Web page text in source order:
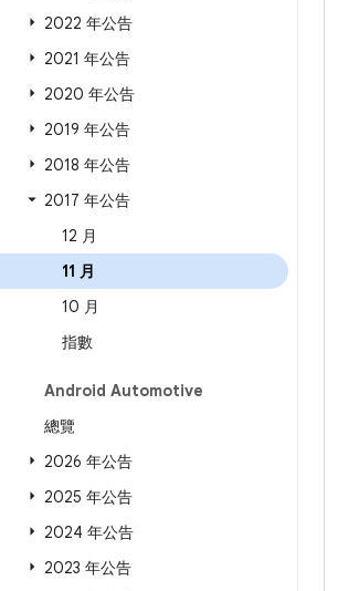
2022 年公告
2021 年公告
2020 年公告
2019 年公告
2018 年公告
2017 年公告
12 月
11 月
10 月
指數
Android Automotive
總覽
2026 年公告
2025 年公告
2024 年公告
2023 年公告